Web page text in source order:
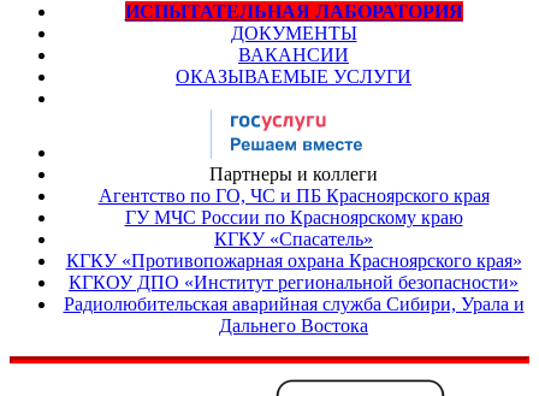
ИСПЫТАТЕЛЬНАЯ ЛАБОРАТОРИЯ
ДОКУМЕНТЫ
ВАКАНСИИ
ОКАЗЫВАЕМЫЕ УСЛУГИ
Партнеры и коллеги
Агентство по ГО, ЧС и ПБ Красноярского края
ГУ МЧС России по Красноярскому краю
КГКУ «Спасатель»
КГКУ «Противопожарная охрана Красноярского края»
КГКОУ ДПО «Институт региональной безопасности»
Радиолюбительская аварийная служба Сибири, Урала и
Дальнего Востока